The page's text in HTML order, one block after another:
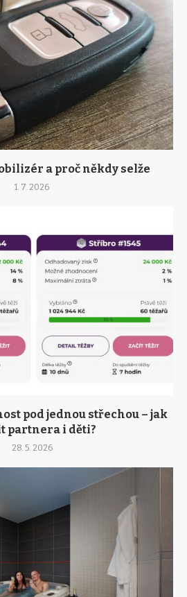
a proč někdy selže
1. 7. 2026
pod jednou střechou – jak
partnera i děti?
28. 5. 2026